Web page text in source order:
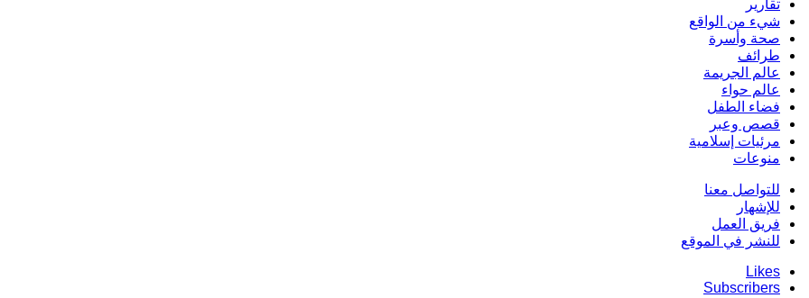
تقارير
شيء من الواقع
صحة وأسرة
طرائف
عالم الجريمة
عالم حواء
فضاء الطفل
قصص وعبر
مرئيات إسلامية
منوعات
للتواصل معنا
للإشهار
فريق العمل
للنشر في الموقع
Likes
Subscribers